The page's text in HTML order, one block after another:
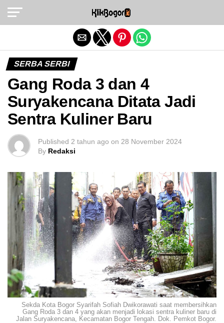
SERBA SERBI
Gang Roda 3 dan 4
Suryakencana Ditata Jadi
Sentra Kuliner Baru
Published 2 tahun ago on 28 November 2024
By Redaksi
Sekda Kota Bogor Syarifah Sofiah Dwikorawati saat membersihkan
Gang Roda 3 dan 4 yang akan menjadi lokasi sentra kuliner baru di
Jalan Suryakencana, Kecamatan Bogor Tengah. Dok. Pemkot Bogor.
Exit mobile version